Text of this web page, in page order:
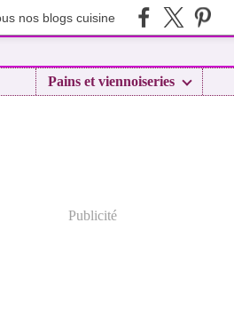
nos blogs cuisine
Pains et viennoiseries
Publicité